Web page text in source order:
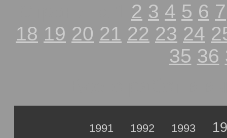
2 3 4 5 6 7
18 19 20 21 22 23 24
35 36
1991 1992 1993